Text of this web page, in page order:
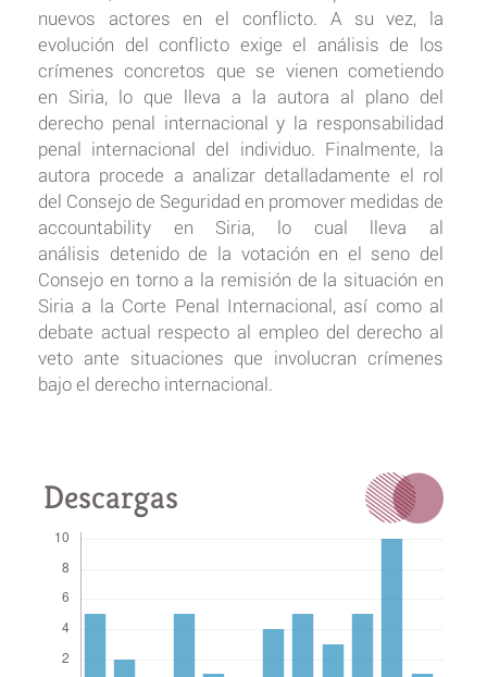
nuevos actores en el conflicto. A su vez, la
evolución del conflicto exige el análisis de los
crímenes concretos que se vienen cometiendo
en Siria, lo que lleva a la autora al plano del
derecho penal internacional y la responsabilidad
penal internacional del individuo. Finalmente, la
autora procede a analizar detalladamente el rol
del Consejo de Seguridad en promover medidas de
accountability en Siria, lo cual lleva al
análisis detenido de la votación en el seno del
Consejo en torno a la remisión de la situación en
Siria a la Corte Penal Internacional, así como al
debate actual respecto al empleo del derecho al
veto ante situaciones que involucran crímenes
bajo el derecho internacional.
Descargas